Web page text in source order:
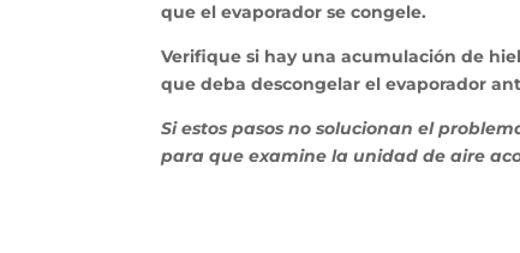
que el evaporador se congele.
Verifique si hay una acumulación de
que deba descongelar el evaporador
Si estos pasos no solucionan el
para que examine la unidad de aire